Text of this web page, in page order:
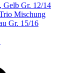
Gr. 12/14
Mischung
Gr. 15/16